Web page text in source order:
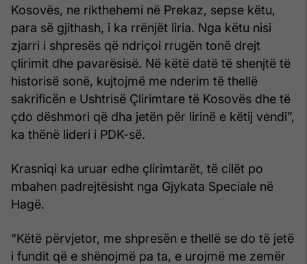
Kosovës, ne rikthehemi në Prekaz, sepse këtu,
para së gjithash, i ka rrënjët liria. Nga këtu nisi
zjarri i shpresës që ndriçoi rrugën tonë drejt
çlirimit dhe pavarësisë. Në këtë datë të shenjtë të
historisë sonë, kujtojmë me nderim të thellë
sakrificën e Ushtrisë Çlirimtare të Kosovës dhe të
çdo dëshmori që dha jetën për lirinë e këtij vendi”,
ka thënë lideri i PDK-së.
Krasniqi ka uruar edhe çlirimtarët, të cilët po
mbahen padrejtësisht nga Gjykata Speciale në
Hagë.
“Këtë përvjetor, me shpresën e thellë se do të jetë
i fundit që e shënojmë pa ta, e urojmë me zemër